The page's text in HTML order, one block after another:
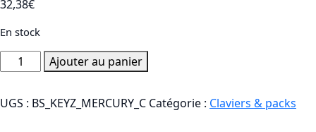
32,38€
En stock
quantité
de
G-
Ajouter au panier
UGS : BS_KEYZ_MERCURY_C Catégorie : Claviers & packs